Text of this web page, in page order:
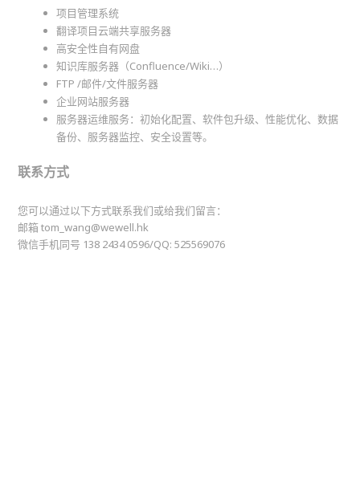
项目管理系统
翻译项目云端共享服务器
高安全性自有网盘
知识库服务器（Confluence/Wiki…）
FTP /邮件/文件服务器
企业网站服务器
服务器运维服务：初始化配置、软件包升级、性能优化、数据
备份、服务器监控、安全设置等。
联系方式
您可以通过以下方式联系我们或给我们留言：
邮箱 tom_wang@wewell.hk
微信手机同号 138 2434 0596/QQ: 525569076